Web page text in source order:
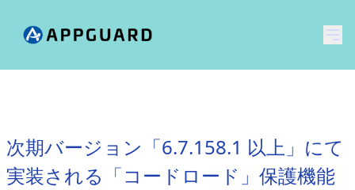
メ
次期バージョン「6.7.158.1 以上」にて
実装される「コードロード」保護機能